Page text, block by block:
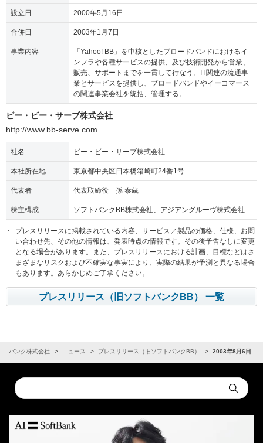
設立日 2000年5月16日
合併日 2003年1月7日
事業内容
「Yahoo! BB」を中核としたブロードバンドにおけるイ
ンフラや各種サービスの提供、及び技術開発から営業、
販売、サポートまでを一貫して行なう。IT関連の流通事
業とサービスを提供し、ブロードバンドやイーコマース
の関連事業会社を統括、管理する。
ビー・ビー・サーブ株式会社
http://www.bb-serve.com
社名 ビー・ビー・サーブ株式会社
本社所在地 東京都中央区日本橋箱崎町24番1号
代表者 代表取締役 孫 泰蔵
株主構成 ソフトバンクBB株式会社、アジアングルーヴ株式会社
プレスリリースに掲載されている内容、サービス／製品の価格、仕様、お問
い合わせ先、その他の情報は、発表時点の情報です。その後予告なしに変更
となる場合があります。また、プレスリリースにおける計画、目標などはさ
まざまなリスクおよび不確実な事実により、実際の結果が予測と異なる場合
もあります。あらかじめご了承ください。
プレスリリース（旧ソフトバンクBB） 一覧
トバンク株式会社 ニュース プレスリリース（旧ソフトバンクBB） 2003年8月6日
Conduct
a
Submit